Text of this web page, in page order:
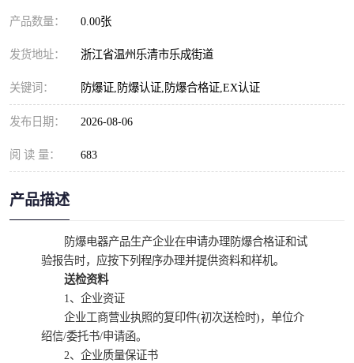
产品数量： 0.00张
发货地址： 浙江省温州乐清市乐成街道
关键词： 防爆证,防爆认证,防爆合格证,EX认证
发布日期： 2026-08-06
阅 读 量： 683
产品描述
防爆电器产品生产企业在申请办理防爆合格证和试
验报告时，应按下列程序办理并提供资料和样机。
送检资料
1、企业资证
企业工商营业执照的复印件(初次送检时)，单位介
绍信/委托书/申请函。
2、企业质量保证书